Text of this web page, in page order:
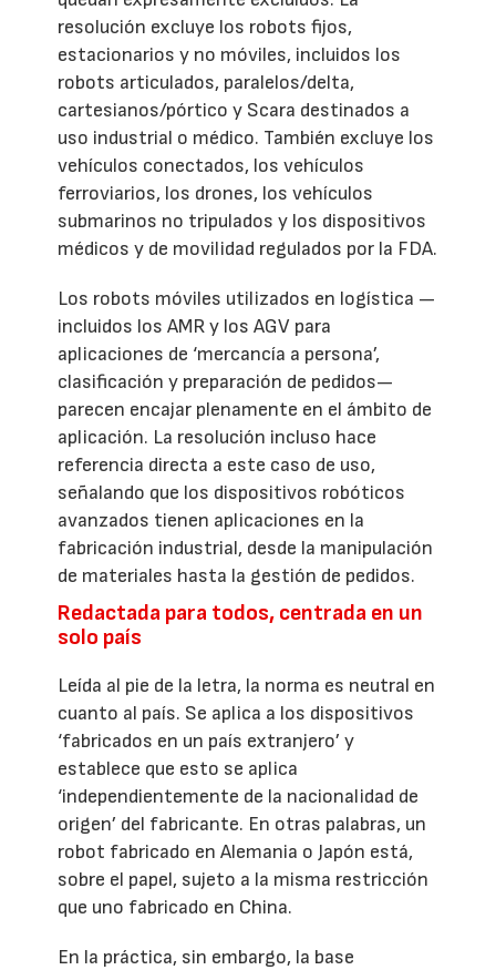
resolución excluye los robots fijos,
estacionarios y no móviles, incluidos los
robots articulados, paralelos/delta,
cartesianos/pórtico y Scara destinados a
uso industrial o médico. También excluye los
vehículos conectados, los vehículos
ferroviarios, los drones, los vehículos
submarinos no tripulados y los dispositivos
médicos y de movilidad regulados por la FDA.
Los robots móviles utilizados en logística —
incluidos los AMR y los AGV para
aplicaciones de ‘mercancía a persona’,
clasificación y preparación de pedidos—
parecen encajar plenamente en el ámbito de
aplicación. La resolución incluso hace
referencia directa a este caso de uso,
señalando que los dispositivos robóticos
avanzados tienen aplicaciones en la
fabricación industrial, desde la manipulación
de materiales hasta la gestión de pedidos.
Redactada para todos, centrada en un
solo país
Leída al pie de la letra, la norma es neutral en
cuanto al país. Se aplica a los dispositivos
‘fabricados en un país extranjero’ y
establece que esto se aplica
‘independientemente de la nacionalidad de
origen’ del fabricante. En otras palabras, un
robot fabricado en Alemania o Japón está,
sobre el papel, sujeto a la misma restricción
que uno fabricado en China.
En la práctica, sin embargo, la base